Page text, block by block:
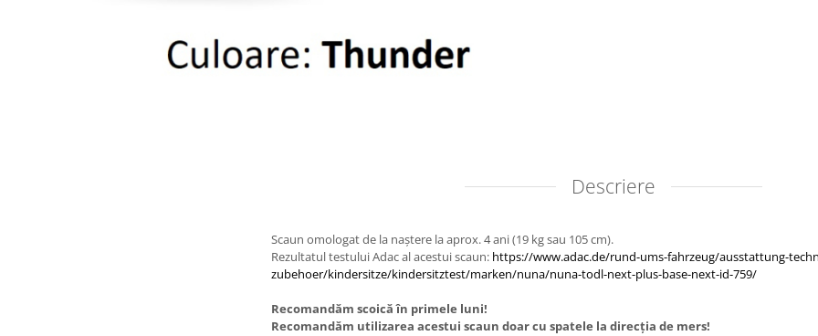
Descriere
Scaun omologat de la naștere la aprox. 4 ani (19 kg sau 105 cm).
Rezultatul testului Adac al acestui scaun: https://www.adac.de/rund-ums-fahrzeug/ausstattung-
zubehoer/kindersitze/kindersitztest/marken/nuna/nuna-todl-next-plus-base-next-id-759/
Recomandăm scoică în primele luni!
Recomandăm utilizarea acestui scaun doar cu spatele la direcția de mers!